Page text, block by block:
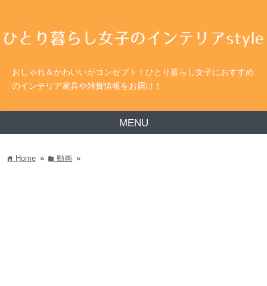
おしゃれ＆かわいいがコンセプト！ひとり暮らし女子におすすめ
のインテリア家具や雑貨情報をお届け！
MENU
home Home » folder動画 »